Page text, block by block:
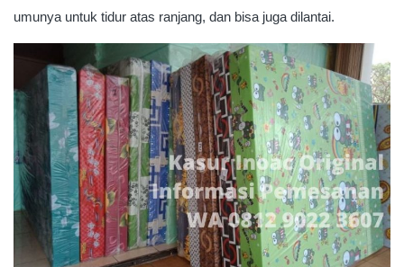
umunya untuk tidur atas ranjang, dan bisa juga dilantai.